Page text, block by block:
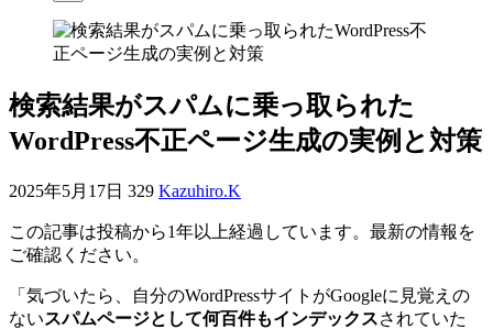
検索結果がスパムに乗っ取られた
WordPress不正ページ生成の実例と対策
2025年5月17日 329 Kazuhiro.K
この記事は投稿から1年以上経過しています。最新の情報を
ご確認ください。
「気づいたら、自分のWordPressサイトがGoogleに見覚えの
ないスパムページとして何百件もインデックスされていた